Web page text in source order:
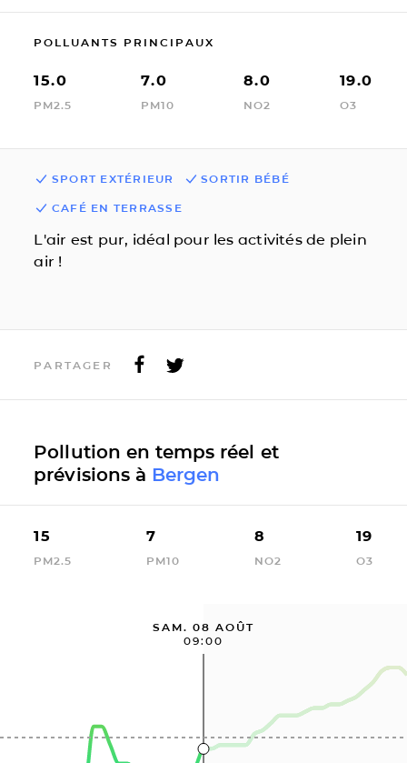
POLLUANTS PRINCIPAUX
15.0
PM2.5
7.0
PM10
8.0
NO2
19.0
O3
SPORT EXTÉRIEUR SORTIR BÉBÉ
CAFÉ EN TERRASSE
L'air est pur, idéal pour les activités de plein
air !
PARTAGER
Pollution en temps réel et
prévisions à Bergen
15
PM2.5
7
PM10
8
NO2
19
O3
SAM. 08 AOÛT
09:00